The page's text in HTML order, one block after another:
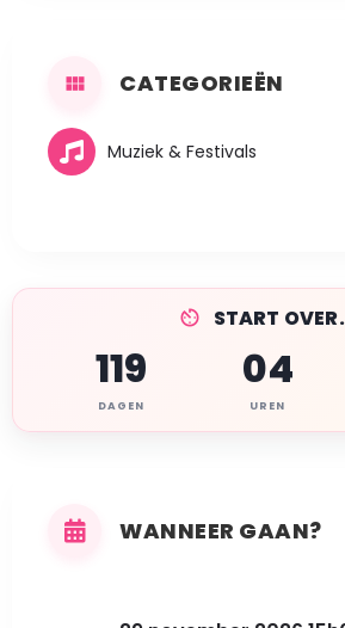
CATEGORIEËN
Muziek & Festivals
START
119
DAGEN
04
UREN
WANNEER GAAN?